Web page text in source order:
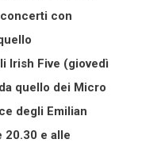
con
Irish Five (giovedì
quello dei Micro
degli Emilian
20.30 e alle